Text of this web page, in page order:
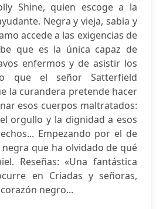
Shine, quien escoge a la
Negra y vieja, sabia y
accede a las exigencias de
que es la única capaz de
enfermos y de asistir los
que el señor Satterfield
la curandera pretende hacer
esos cuerpos maltratados:
orgullo y la dignidad a esos
Empezando por el de
negra que ha olvidado de qué
Reseñas: «Una fantástica
en Criadas y señoras,
negro...